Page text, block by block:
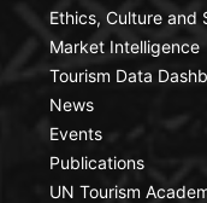
Ethics, Culture and
Market Intelligence
Tourism Data
News
Events
Publications
UN Tourism